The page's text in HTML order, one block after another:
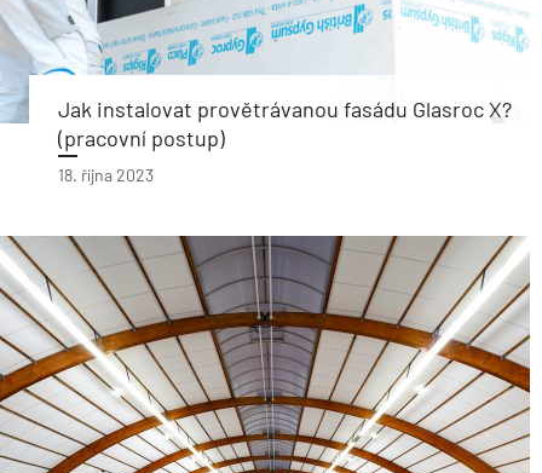
Jak instalovat provětrávanou fasádu Glasroc X?
(pracovní postup)
18. října 2023